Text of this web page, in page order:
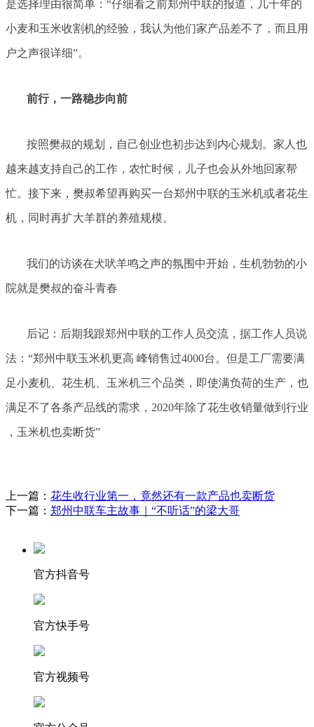
是选择理由很简单：“仔细看之前郑州中联的报道，几十年的
小麦和玉米收割机的经验，我认为他们家产品差不了，而且用
户之声很详细”。
前行，一路稳步向前
按照樊叔的规划，自己创业也初步达到内心规划。家人也
越来越支持自己的工作，农忙时候，儿子也会从外地回家帮
忙。接下来，樊叔希望再购买一台郑州中联的玉米机或者花生
机，同时再扩大羊群的养殖规模。
我们的访谈在犬吠羊鸣之声的氛围中开始，生机勃勃的小
院就是樊叔的奋斗青春
后记：后期我跟郑州中联的工作人员交流，据工作人员说
法：“郑州中联玉米机更高 峰销售过4000台。但是工厂需要满
足小麦机、花生机、玉米机三个品类，即使满负荷的生产，也
满足不了各条产品线的需求，2020年除了花生收销量做到行业
，玉米机也卖断货”
上一篇： 花生收行业第一，竟然还有一款产品也卖断货
下一篇： 郑州中联车主故事｜“不听话”的梁大哥
官方抖音号
官方快手号
官方视频号